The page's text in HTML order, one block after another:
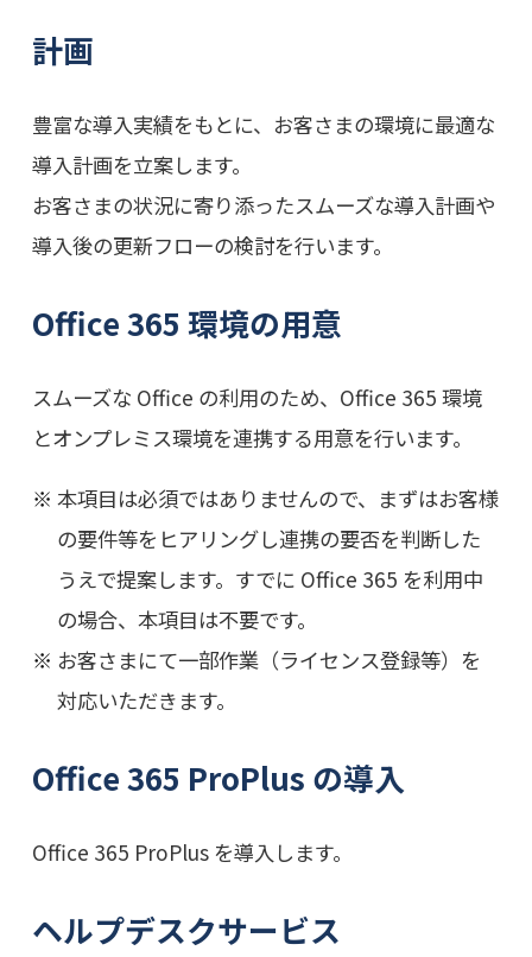
計画
豊富な導入実績をもとに、お客さまの環境に最適な
導入計画を立案します。
お客さまの状況に寄り添ったスムーズな導入計画や
導入後の更新フローの検討を行います。
Office 365 環境の用意
スムーズな Office の利用のため、Office 365 環境
とオンプレミス環境を連携する用意を行います。
本項目は必須ではありませんので、まずはお客様
の要件等をヒアリングし連携の要否を判断した
うえで提案します。すでに Office 365 を利用中
の場合、本項目は不要です。
お客さまにて一部作業（ライセンス登録等）を
対応いただきます。
Office 365 ProPlus の導入
Office 365 ProPlus を導入します。
ヘルプデスクサービス